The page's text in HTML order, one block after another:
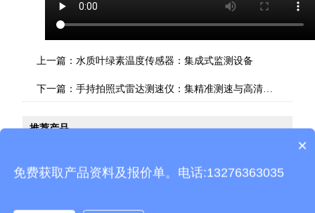
上一篇： 水质叶绿素温度传感器：集成式监测设备
下一篇： 手持拍照式雷达测速仪：集精准测速与高清抓拍功能于一体
推荐产品
产品包含安装吗？
×
免费获取产品资料及报价单。电话:13276363035